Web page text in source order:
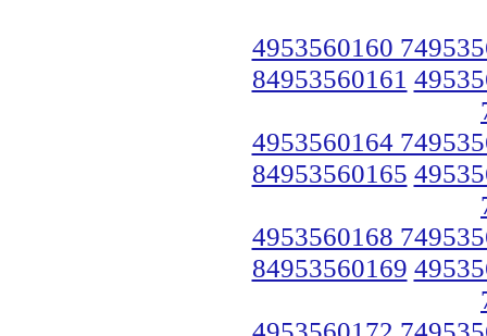
4953560160
84953560161
4953560164
84953560165
4953560168
84953560169